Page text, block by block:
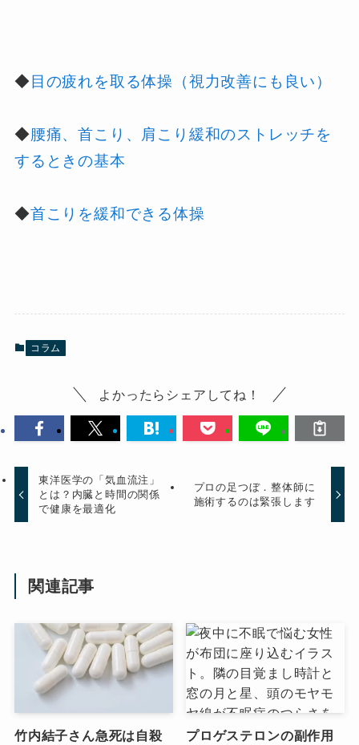
◆目の疲れを取る体操（視力改善にも良い）
◆腰痛、首こり、肩こり緩和のストレッチを
するときの基本
◆首こりを緩和できる体操
コラム
よかったらシェアしてね！
東洋医学の「気血流注」
とは？内臓と時間の関係
で健康を最適化
プロの足つぼ．整体師に
施術するのは緊張します
関連記事
竹内結子さん急死は自殺 プロゲステロンの副作用